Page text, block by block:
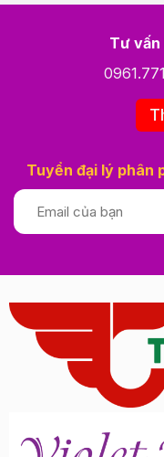
Tư vấn
Tuyển đại lý phân